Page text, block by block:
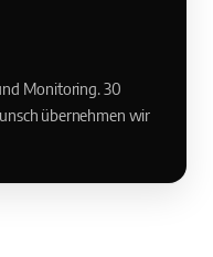
Monitoring. 30
übernehmen wir